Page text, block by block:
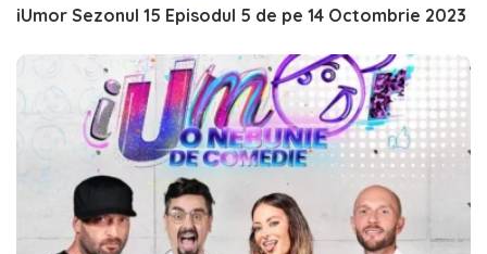
iUmor Sezonul 15 Episodul 5 de pe 14 Octombrie 2023